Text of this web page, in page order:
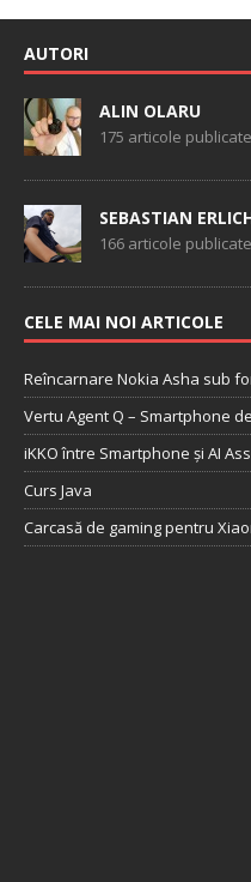
AUTORI
ALIN OLARU
175 articole publicate
SEBASTIAN
166 articole publicate
CELE MAI NOI ARTICOLE
Reîncarnare Nokia Asha sub
Vertu Agent Q – Smartphone
iKKO între Smartphone și AI
Curs Java
Carcasă de gaming pentru